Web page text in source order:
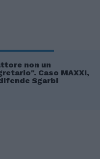
non un
Caso MAXXI,
Sgarbi